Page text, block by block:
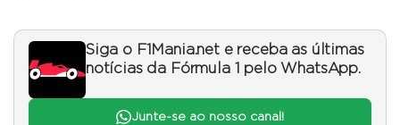
Siga o F1Mania.net e receba as últimas
notícias da Fórmula 1 pelo WhatsApp.
Junte-se ao nosso canal!